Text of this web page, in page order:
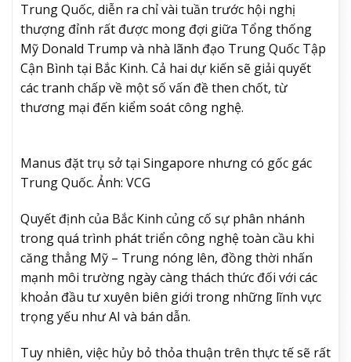
Trung Quốc, diễn ra chỉ vài tuần trước hội nghị
thượng đỉnh rất được mong đợi giữa Tổng thống
Mỹ Donald Trump và nhà lãnh đạo Trung Quốc Tập
Cận Bình tại Bắc Kinh. Cả hai dự kiến sẽ giải quyết
các tranh chấp về một số vấn đề then chốt, từ
thương mại đến kiểm soát công nghệ.
Manus đặt trụ sở tại Singapore nhưng có gốc gác
Trung Quốc. Ảnh: VCG
Quyết định của Bắc Kinh củng cố sự phân nhánh
trong quá trình phát triển công nghệ toàn cầu khi
căng thẳng Mỹ – Trung nóng lên, đồng thời nhấn
mạnh môi trường ngày càng thách thức đối với các
khoản đầu tư xuyên biên giới trong những lĩnh vực
trọng yếu như AI và bán dẫn.
Tuy nhiên, việc hủy bỏ thỏa thuận trên thực tế sẽ rất